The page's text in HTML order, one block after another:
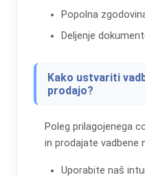
Popolna
Deljenje
Kako ustvariti
prodajo?
Poleg prilagojenega
in prodajate vadbene
Uporabite naš